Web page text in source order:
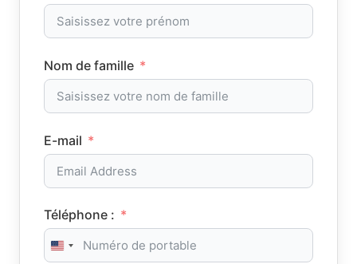
Nom de famille
E-mail
Téléphone :
United States +1